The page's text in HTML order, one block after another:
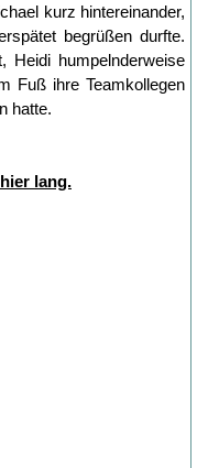
kurz hintereinander,
begrüßen durfte.
Heidi humpelnderweise
Fuß ihre Teamkollegen
hatte.
lang.